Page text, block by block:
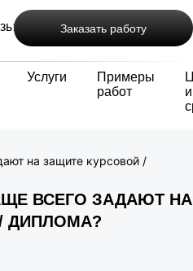
Контакты
Заказать работу
Услуги
Примеры
работ
и
на защите курсовой /
ВСЕГО ЗАДАЮТ НА
ДИПЛОМА?